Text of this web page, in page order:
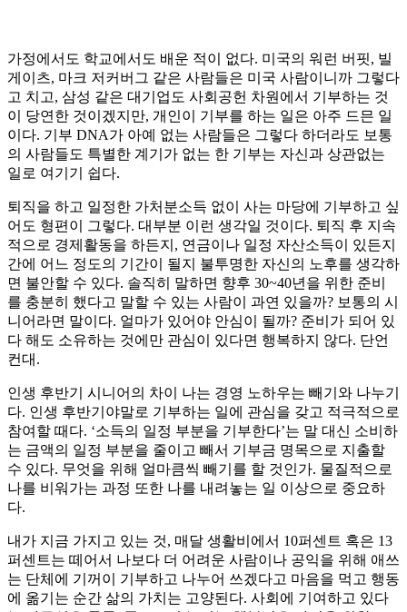
가정에서도 학교에서도 배운 적이 없다. 미국의 워런 버핏, 빌
게이츠, 마크 저커버그 같은 사람들은 미국 사람이니까 그렇다
고 치고, 삼성 같은 대기업도 사회공헌 차원에서 기부하는 것
이 당연한 것이겠지만, 개인이 기부를 하는 일은 아주 드믄 일
이다. 기부 DNA가 아예 없는 사람들은 그렇다 하더라도 보통
의 사람들도 특별한 계기가 없는 한 기부는 자신과 상관없는
일로 여기기 쉽다.
퇴직을 하고 일정한 가처분소득 없이 사는 마당에 기부하고 싶
어도 형편이 그렇다. 대부분 이런 생각일 것이다. 퇴직 후 지속
적으로 경제활동을 하든지, 연금이나 일정 자산소득이 있든지
간에 어느 정도의 기간이 될지 불투명한 자신의 노후를 생각하
면 불안할 수 있다. 솔직히 말하면 향후 30~40년을 위한 준비
를 충분히 했다고 말할 수 있는 사람이 과연 있을까? 보통의 시
니어라면 말이다. 얼마가 있어야 안심이 될까? 준비가 되어 있
다 해도 소유하는 것에만 관심이 있다면 행복하지 않다. 단언
컨대.
인생 후반기 시니어의 차이 나는 경영 노하우는 빼기와 나누기
다. 인생 후반기야말로 기부하는 일에 관심을 갖고 적극적으로
참여할 때다. ‘소득의 일정 부분을 기부한다’는 말 대신 소비하
는 금액의 일정 부분을 줄이고 빼서 기부금 명목으로 지출할
수 있다. 무엇을 위해 얼마큼씩 빼기를 할 것인가. 물질적으로
나를 비워가는 과정 또한 나를 내려놓는 일 이상으로 중요하
다.
내가 지금 가지고 있는 것, 매달 생활비에서 10퍼센트 혹은 13
퍼센트는 떼어서 나보다 더 어려운 사람이나 공익을 위해 애쓰
는 단체에 기꺼이 기부하고 나누어 쓰겠다고 마음을 먹고 행동
에 옮기는 순간 삶의 가치는 고양된다. 사회에 기여하고 있다